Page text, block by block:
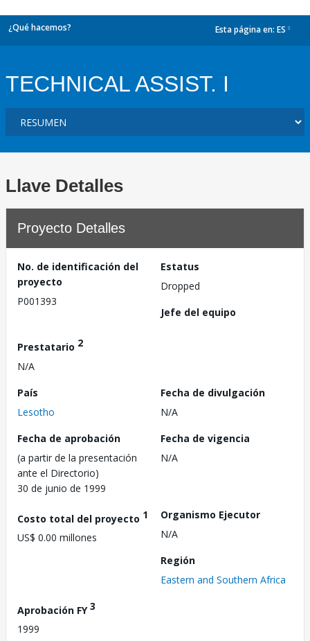
¿Qué hacemos? Esta página en: ES
TECHNICAL ASSIST. I
Llave Detalles
Proyecto Detalles
No. de identificación del
proyecto
P001393
Estatus
Dropped
Jefe del equipo
Prestatario 2
N/A
País
Lesotho
Fecha de divulgación
N/A
Fecha de aprobación
(a partir de la presentación
ante el Directorio)
30 de junio de 1999
Fecha de vigencia
N/A
Costo total del proyecto 1
US$ 0.00 millones
Organismo Ejecutor
N/A
Región
Eastern and Southern Africa
Aprobación FY3
1999